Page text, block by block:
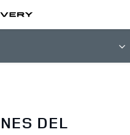
DEL